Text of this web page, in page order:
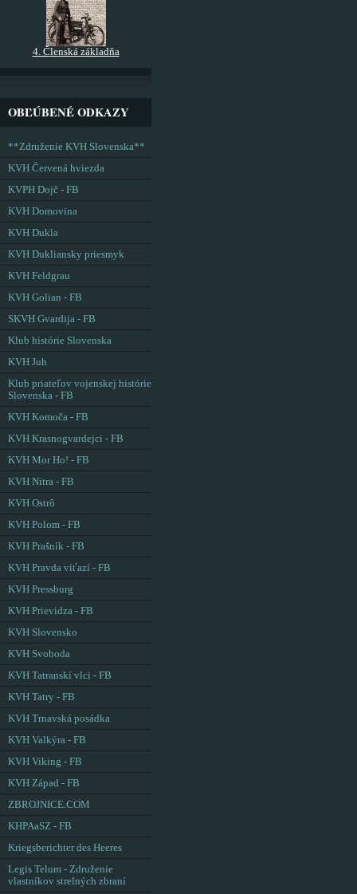
4. Členská základňa
OBĽÚBENÉ ODKAZY
**Združenie KVH Slovenska**
KVH Červená hviezda
KVPH Dojč - FB
KVH Domovina
KVH Dukla
KVH Dukliansky priesmyk
KVH Feldgrau
KVH Golian - FB
SKVH Gvardija - FB
Klub histórie Slovenska
KVH Juh
Klub priateľov vojenskej histórie
Slovenska - FB
KVH Komoča - FB
KVH Krasnogvardejci - FB
KVH Mor Ho! - FB
KVH Nitra - FB
KVH Ostrô
KVH Polom - FB
KVH Prašník - FB
KVH Pravda víťazí - FB
KVH Pressburg
KVH Prievidza - FB
KVH Slovensko
KVH Svoboda
KVH Tatranskí vlci - FB
KVH Tatry - FB
KVH Trnavská posádka
KVH Valkýra - FB
KVH Viking - FB
KVH Západ - FB
ZBROJNICE.COM
KHPAaSZ - FB
Kriegsberichter des Heeres
Legis Telum - Združenie
vlastníkov strelných zbraní